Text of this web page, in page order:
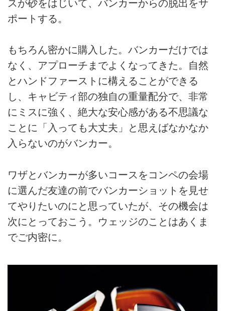
スが砂をはじいて、バンカーからの脱出をサ
ポートする。
もちろん密かに購入した。バンカーだけでは
なく、アプローチまでよくなってきた。自然
とハンドファーストに構えることができる
し、キャビティ部の独自の重量配分で、非常
にミスに強く、絶大な安心感がある不思議な
ことに「入っても大丈夫」と思えばなかなか
入らないのがバンカー。
ワザとバンカーが多いコースをコンペの会場
に選んだ友達の前でバンカーショットを見せ
てやりたいのにと思っていたが、その機会は
次にとっておこう。ウェッジのことはあくま
でご内密に。